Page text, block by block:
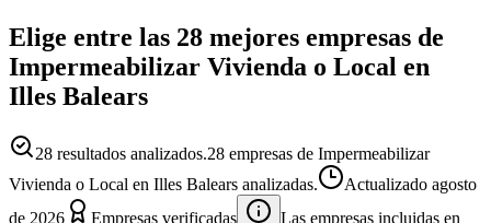
Elige entre las 28 mejores empresas de
Impermeabilizar Vivienda o Local en
Illes Balears
28 resultados analizados.28 empresas de Impermeabilizar
Vivienda o Local en Illes Balears analizadas.
Actualizado agosto
de 2026
Empresas verificadas
Las empresas incluidas en